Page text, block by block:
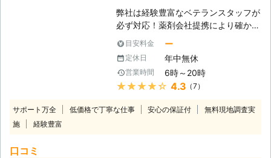
厄介なところといえるでしょう。
【羽アリにご注意】 羽アリは、シロ
アリの巣の中にいる女王アリと王アリ
になる候補です。春先、ちょうどゴー
ルデンウィークの少し前くらいから群
飛といって、沢山の羽アリが飛び立ち
ます。 羽アリが大量に現れる場合、
の住宅に巣があることを疑うことが必
弊社は経験豊富なベテランスタッフが
必ず対応！薬剤会社提携により確かで
安全な薬剤を使用しており 自信を持
って低価格で御満足頂ける施工をモッ
トーにサービスを提供させて頂きま
す。経験豊富な人材と丁寧な施工によ
り沢山のお客様に満足して頂いて参り
制も万全です。お客様の大事な財産を
目安料金 ー
定休日 年中無休
営業時間 6時～20時
★★★★★ 4.3 （7）
サポート万全 低価格で丁寧な仕事 安心の保証付
無料現地調査実
施
経験豊富
口コミ